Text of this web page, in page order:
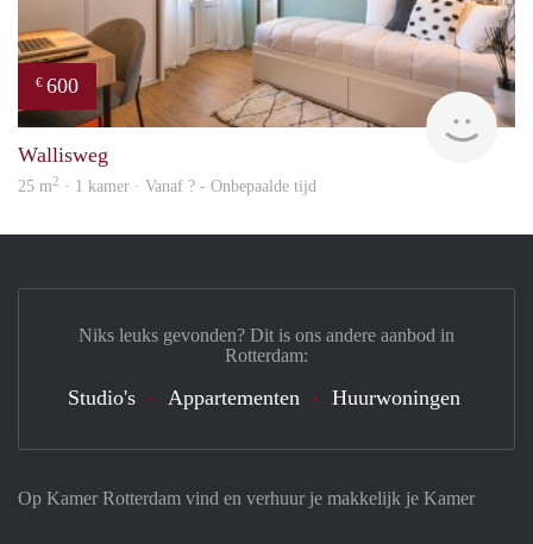
€ 600
Wallisweg
25 m2 · 1 kamer · Vanaf ? - Onbepaalde tijd
Op Kamer Rotterdam vind en verhuur je makkelijk je Kamer
Niks leuks gevonden? Dit is ons andere aanbod in
Rotterdam:
Studio's Appartementen Huurwoningen